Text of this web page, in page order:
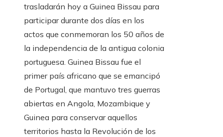
trasladarán hoy a Guinea Bissau para
participar durante dos días en los
actos que conmemoran los 50 años de
la independencia de la antigua colonia
portuguesa. Guinea Bissau fue el
primer país africano que se emancipó
de Portugal, que mantuvo tres guerras
abiertas en Angola, Mozambique y
Guinea para conservar aquellos
territorios hasta la Revolución de los